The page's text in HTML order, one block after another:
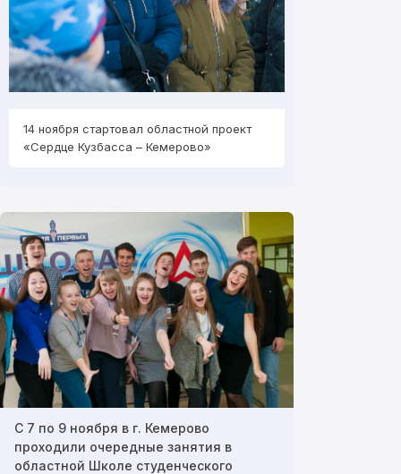
14 ноября стартовал областной проект
«Сердце Кузбасса – Кемерово»
С 7 по 9 ноября в г. Кемерово
проходили очередные занятия в
областной Школе студенческого